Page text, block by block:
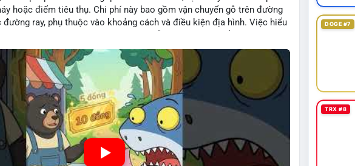
hoặc điểm tiêu thụ. Chi phí này bao gồm vận chuyển gỗ trên đường
đường ray, phụ thuộc vào khoảng cách và điều kiện địa hình. Việc hiểu
tại:
DOGE #7
TRX #8